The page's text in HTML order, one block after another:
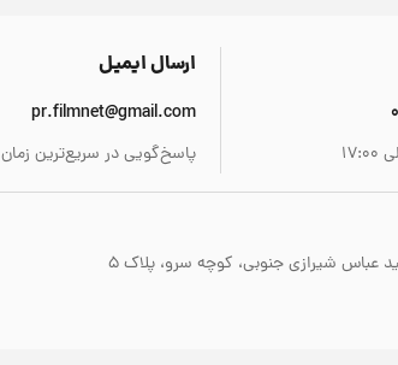
ارسال ایمیل
pr.filmnet@gmail.com
پاسخ‌گویی در سریع‌ترین زمان
عباس شیرازی جنوبی، کوچه سرو، پلاک ۵